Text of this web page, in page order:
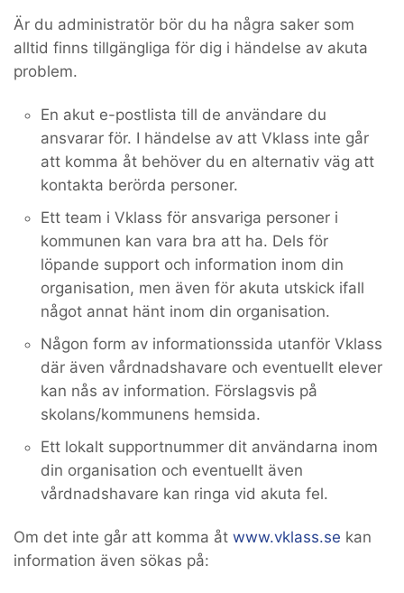
Är du administratör bör du ha några saker som
alltid finns tillgängliga för dig i händelse av akuta
problem.
En akut e-postlista till de användare du
ansvarar för. I händelse av att Vklass inte går
att komma åt behöver du en alternativ väg att
kontakta berörda personer.
Ett team i Vklass för ansvariga personer i
kommunen kan vara bra att ha. Dels för
löpande support och information inom din
organisation, men även för akuta utskick ifall
något annat hänt inom din organisation.
Någon form av informationssida utanför Vklass
där även vårdnadshavare och eventuellt elever
kan nås av information. Förslagsvis på
skolans/kommunens hemsida.
Ett lokalt supportnummer dit användarna inom
din organisation och eventuellt även
vårdnadshavare kan ringa vid akuta fel.
Om det inte går att komma åt www.vklass.se kan
information även sökas på: